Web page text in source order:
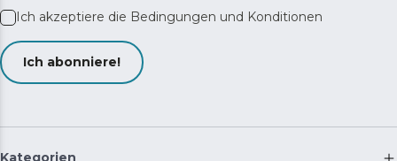
Ich akzeptiere die Bedingungen und Konditionen
Ich abonniere!
Kategorien